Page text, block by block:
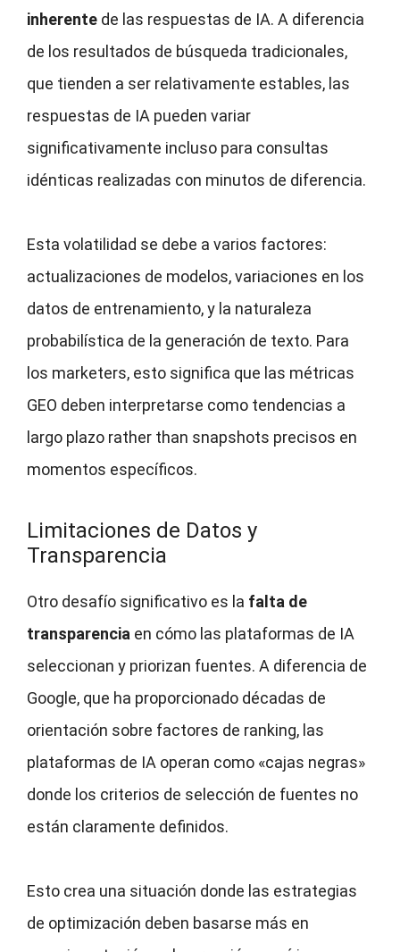
inherente de las respuestas de IA. A diferencia
de los resultados de búsqueda tradicionales,
que tienden a ser relativamente estables, las
respuestas de IA pueden variar
significativamente incluso para consultas
idénticas realizadas con minutos de diferencia.
Esta volatilidad se debe a varios factores:
actualizaciones de modelos, variaciones en los
datos de entrenamiento, y la naturaleza
probabilística de la generación de texto. Para
los marketers, esto significa que las métricas
GEO deben interpretarse como tendencias a
largo plazo rather than snapshots precisos en
momentos específicos.
Limitaciones de Datos y
Transparencia
Otro desafío significativo es la falta de
transparencia en cómo las plataformas de IA
seleccionan y priorizan fuentes. A diferencia de
Google, que ha proporcionado décadas de
orientación sobre factores de ranking, las
plataformas de IA operan como «cajas negras»
donde los criterios de selección de fuentes no
están claramente definidos.
Esto crea una situación donde las estrategias
de optimización deben basarse más en